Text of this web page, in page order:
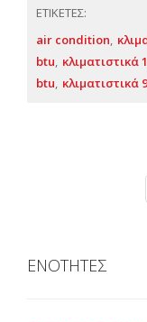
ΕΤΙΚΕΤΕΣ:
air condition
btu κλιματιστικά
btu κλιματιστικά
ΕΝΟΤΗΤΕΣ